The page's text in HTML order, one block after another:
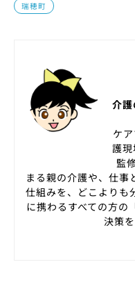
瑞穂町
介
ケ
護
監
まる親の介護や、仕事
仕組みを、どこよりも
に携わるすべての方の
決策